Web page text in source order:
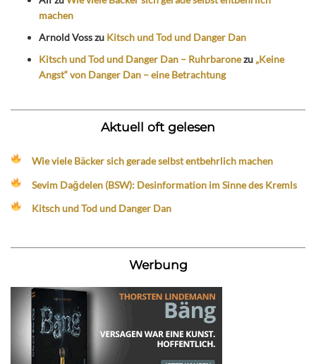
machen
Arnold Vosszu Kitsch und Tod und Danger Dan
Kitsch und Tod und Danger Dan – Ruhrbaronezu „Keine
Angst“ von Danger Dan – eine Betrachtung
Aktuell oft gelesen
Wie viele Bäcker sich gerade selbst entbehrlich machen
Sevim Dağdelen (BSW): Desinformation im Sinne des Kremls
Kitsch und Tod und Danger Dan
Werbung